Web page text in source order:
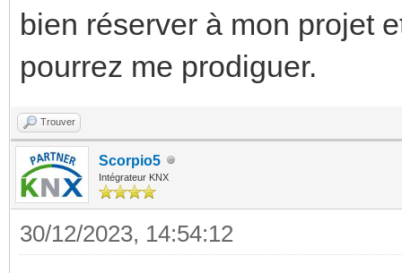
bien réserver à mon projet
pourrez me prodiguer.
Trouver
Scorpio5
Intégrateur KNX
30/12/2023, 14:54:12